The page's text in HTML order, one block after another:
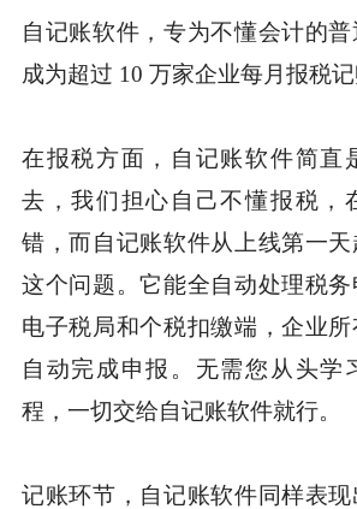
自记账软件，专为不懂会计的
成为超过 10 万家企业每月报税记
在报税方面，自记账软件简直
去，我们担心自己不懂报税，
错，而自记账软件从上线第一
这个问题。它能全自动处理税
电子税局和个税扣缴端，企业
自动完成申报。无需您从头学
程，一切交给自记账软件就行。
记账环节，自记账软件同样表